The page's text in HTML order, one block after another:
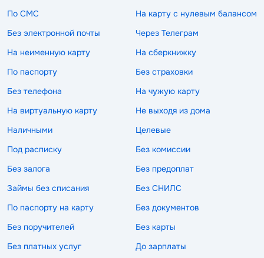
По СМС
На карту с нулевым балансом
Без электронной почты
Через Телеграм
На неименную карту
На сберкнижку
По паспорту
Без страховки
Без телефона
На чужую карту
На виртуальную карту
Не выходя из дома
Наличными
Целевые
Под расписку
Без комиссии
Без залога
Без предоплат
Займы без списания
Без СНИЛС
По паспорту на карту
Без документов
Без поручителей
Без карты
Без платных услуг
До зарплаты